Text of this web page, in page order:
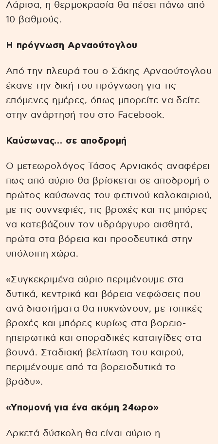
Λάρισα, η θερμοκρασία θα πέσει πάνω από
10 βαθμούς.
Η πρόγνωση Αρναούτογλου
Από την πλευρά του ο Σάκης Αρναούτογλου
έκανε την δική του πρόγνωση για τις
επόμενες ημέρες, όπως μπορείτε να δείτε
στην ανάρτησή του στο Facebook.
Καύσωνας… σε αποδρομή
Ο μετεωρολόγος Τάσος Αρνιακός αναφέρει
πως από αύριο θα βρίσκεται σε αποδρομή ο
πρώτος καύσωνας του φετινού καλοκαιριού,
με τις συννεφιές, τις βροχές και τις μπόρες
να κατεβάζουν τον υδράργυρο αισθητά,
πρώτα στα βόρεια και προοδευτικά στην
υπόλοιπη χώρα.
«Συγκεκριμένα αύριο περιμένουμε στα
δυτικά, κεντρικά και βόρεια νεφώσεις που
ανά διαστήματα θα πυκνώνουν, με τοπικές
βροχές και μπόρες κυρίως στα βορειο-
ηπειρωτικά και σποραδικές καταιγίδες στα
βουνά. Σταδιακή βελτίωση του καιρού,
περιμένουμε από τα βορειοδυτικά το
βράδυ».
«Υπομονή για ένα ακόμη 24ωρο»
Αρκετά δύσκολη θα είναι αύριο η